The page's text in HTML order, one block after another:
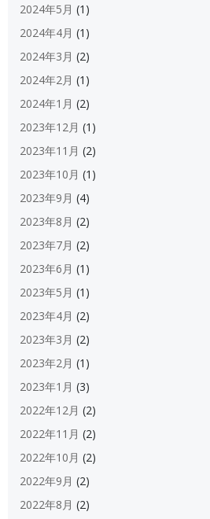
2024年5月 (1)
2024年4月 (1)
2024年3月 (2)
2024年2月 (1)
2024年1月 (2)
2023年12月 (1)
2023年11月 (2)
2023年10月 (1)
2023年9月 (4)
2023年8月 (2)
2023年7月 (2)
2023年6月 (1)
2023年5月 (1)
2023年4月 (2)
2023年3月 (2)
2023年2月 (1)
2023年1月 (3)
2022年12月 (2)
2022年11月 (2)
2022年10月 (2)
2022年9月 (2)
2022年8月 (2)